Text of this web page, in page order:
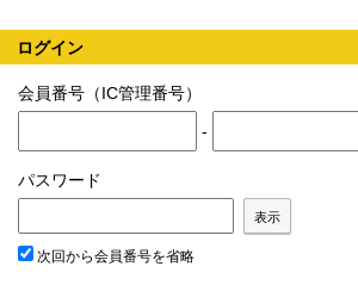
ログイン
会員番号（IC管理番号）
-
パスワード
次回から会員番号を省略